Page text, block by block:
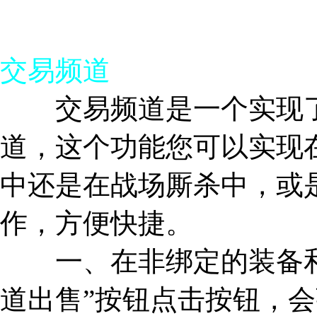
交易频道
交易频道是一个实现
道，这个功能您可以实现
中还是在战场厮杀中，
作，方便快捷。
一、在非绑定的装备
道出售”按钮点击按钮，